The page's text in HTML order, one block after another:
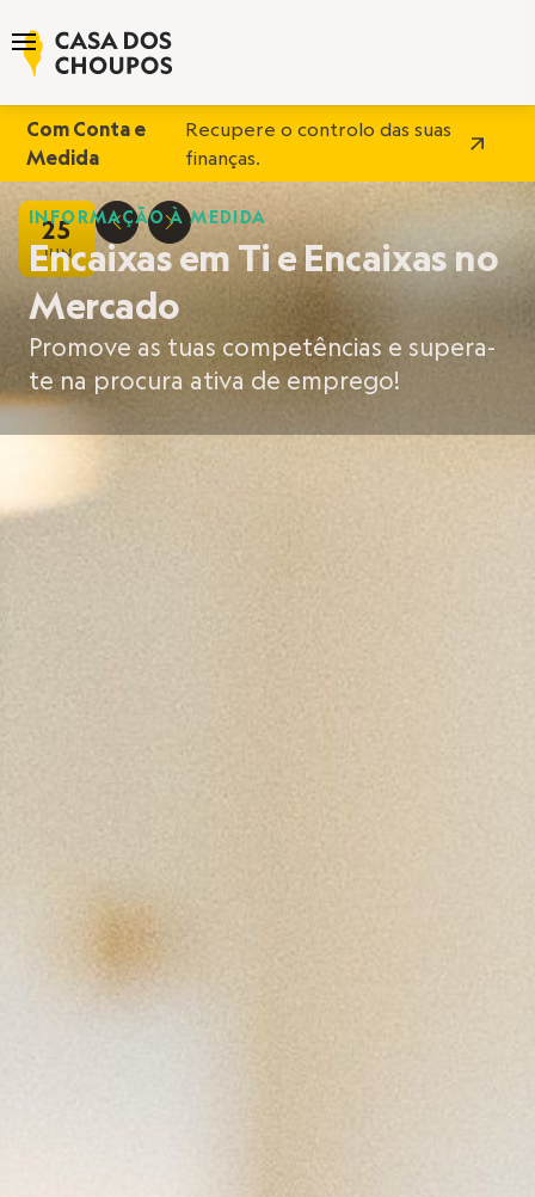
Com Conta e
Medida
Recupere o controlo das suas
finanças.
25
JUN
D E
INFORMAÇÃO À MEDIDA
Encaixas em Ti e Encaixas no
Mercado
Promove as tuas competências e supera-
te na procura ativa de emprego!